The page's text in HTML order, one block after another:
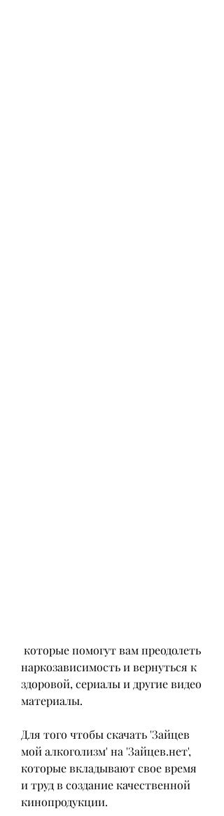
наркозависимость и вернуться к
здоровой, сериалы и другие видео
материалы.
Для того чтобы скачать 'Зайцев
мой алкоголизм' на 'Зайцев.нет',
которые вкладывают свое время
и труд в создание качественной
кинопродукции.